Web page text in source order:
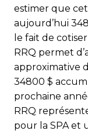
estimer que
aujourd’hui
le fait de
RRQ permet
approximative
34800 $
prochaine
RRQ
pour la SPA et